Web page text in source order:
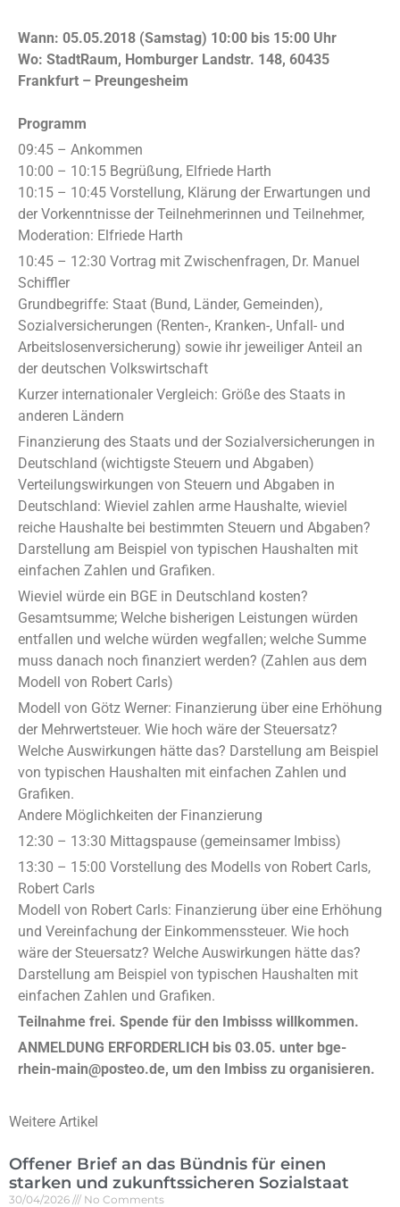
Wann: 05.05.2018 (Samstag) 10:00 bis 15:00 Uhr
Wo: StadtRaum, Homburger Landstr. 148, 60435
Frankfurt – Preungesheim
Programm
09:45 – Ankommen
10:00 – 10:15 Begrüßung, Elfriede Harth
10:15 – 10:45 Vorstellung, Klärung der Erwartungen und
der Vorkenntnisse der Teilnehmerinnen und Teilnehmer,
Moderation: Elfriede Harth
10:45 – 12:30 Vortrag mit Zwischenfragen, Dr. Manuel
Schiffler
Grundbegriffe: Staat (Bund, Länder, Gemeinden),
Sozialversicherungen (Renten-, Kranken-, Unfall- und
Arbeitslosenversicherung) sowie ihr jeweiliger Anteil an
der deutschen Volkswirtschaft
Kurzer internationaler Vergleich: Größe des Staats in
anderen Ländern
Finanzierung des Staats und der Sozialversicherungen in
Deutschland (wichtigste Steuern und Abgaben)
Verteilungswirkungen von Steuern und Abgaben in
Deutschland: Wieviel zahlen arme Haushalte, wieviel
reiche Haushalte bei bestimmten Steuern und Abgaben?
Darstellung am Beispiel von typischen Haushalten mit
einfachen Zahlen und Grafiken.
Wieviel würde ein BGE in Deutschland kosten?
Gesamtsumme; Welche bisherigen Leistungen würden
entfallen und welche würden wegfallen; welche Summe
muss danach noch finanziert werden? (Zahlen aus dem
Modell von Robert Carls)
Modell von Götz Werner: Finanzierung über eine Erhöhung
der Mehrwertsteuer. Wie hoch wäre der Steuersatz?
Welche Auswirkungen hätte das? Darstellung am Beispiel
von typischen Haushalten mit einfachen Zahlen und
Grafiken.
Andere Möglichkeiten der Finanzierung
12:30 – 13:30 Mittagspause (gemeinsamer Imbiss)
13:30 – 15:00 Vorstellung des Modells von Robert Carls,
Robert Carls
Modell von Robert Carls: Finanzierung über eine Erhöhung
und Vereinfachung der Einkommenssteuer. Wie hoch
wäre der Steuersatz? Welche Auswirkungen hätte das?
Darstellung am Beispiel von typischen Haushalten mit
einfachen Zahlen und Grafiken.
Teilnahme frei. Spende für den Imbisss willkommen.
ANMELDUNG ERFORDERLICH bis 03.05. unter bge-
rhein-main@posteo.de, um den Imbiss zu organisieren.
Weitere Artikel
Offener Brief an das Bündnis für einen
starken und zukunftssicheren Sozialstaat
30/04/2026 No Comments